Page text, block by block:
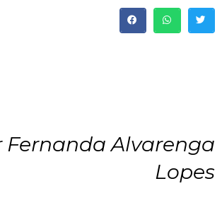
Fernanda Alvarenga
Lopes